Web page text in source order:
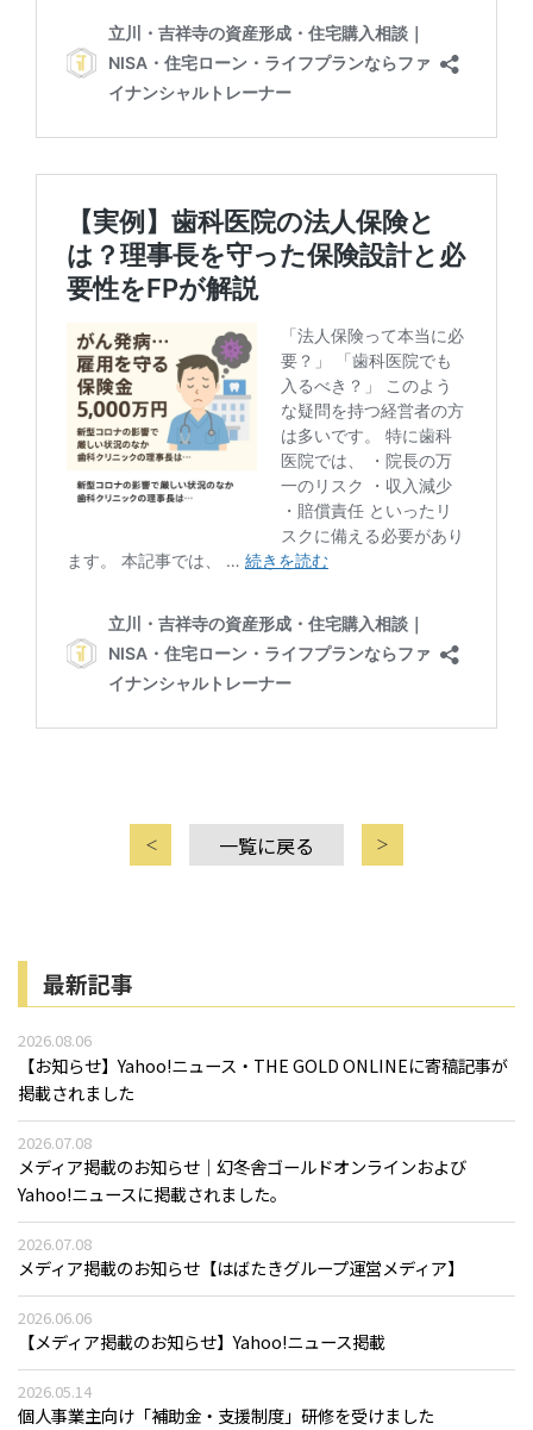
一覧に戻る
最新記事
2026.08.06
【お知らせ】Yahoo!ニュース・THE GOLD ONLINEに寄稿記事が
掲載されました
2026.07.08
メディア掲載のお知らせ｜幻冬舎ゴールドオンラインおよび
Yahoo!ニュースに掲載されました。
2026.07.08
メディア掲載のお知らせ【はばたきグループ運営メディア】
2026.06.06
【メディア掲載のお知らせ】Yahoo!ニュース掲載
2026.05.14
個人事業主向け「補助金・支援制度」研修を受けました